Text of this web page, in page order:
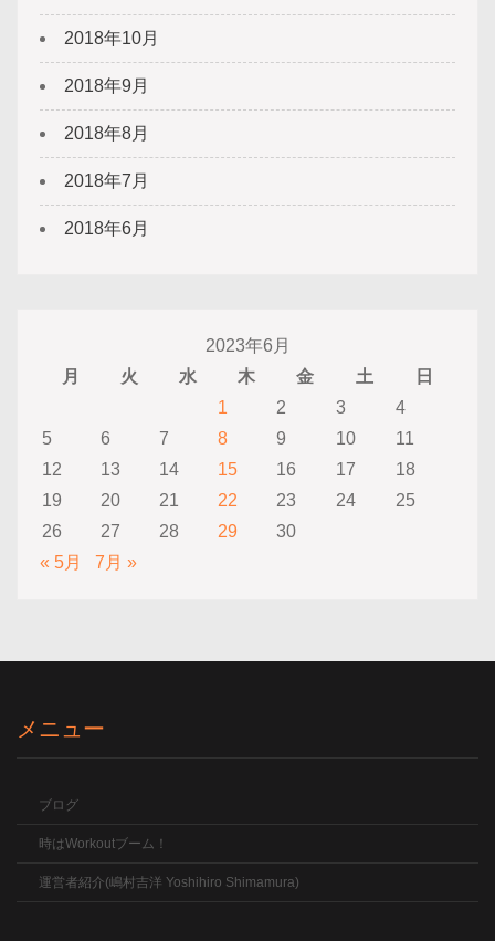
2018年10月
2018年9月
2018年8月
2018年7月
2018年6月
2023年6月
月
火 水 木 金 土
日
1
2 3
4
5
6 7 8 9 10
11
12
13 14 15 16 17
18
19
20 21 22 23 24
25
26
27 28 29
30
« 5月
7月 »
メニュー
ブログ
時はWorkoutブーム！
運営者紹介(嶋村吉洋 Yoshihiro Shimamura)